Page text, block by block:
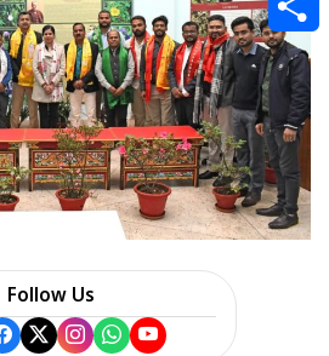
Follow Us
S
a
r